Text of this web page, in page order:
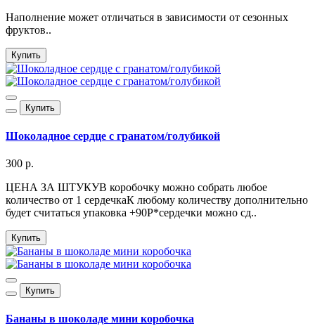
Наполнение может отличаться в зависимости от сезонных
фруктов..
Купить
Купить
Шоколадное сердце с гранатом/голубикой
300 р.
ЦЕНА ЗА ШТУКУВ коробочку можно собрать любое
количество от 1 сердечкаК любому количеству дополнительно
будет считаться упаковка +90Р*сердечки можно сд..
Купить
Купить
Бананы в шоколаде мини коробочка